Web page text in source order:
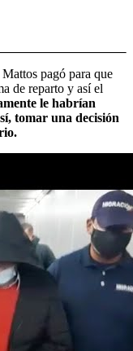
pagó para que
de reparto y así el
le habrían
tomar una decisión